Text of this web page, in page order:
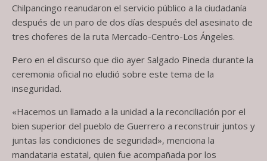
Chilpancingo reanudaron el servicio público a la ciudadanía
después de un paro de dos días después del asesinato de
tres choferes de la ruta Mercado-Centro-Los Ángeles.
Pero en el discurso que dio ayer Salgado Pineda durante la
ceremonia oficial no eludió sobre este tema de la
inseguridad.
«Hacemos un llamado a la unidad a la reconciliación por el
bien superior del pueblo de Guerrero a reconstruir juntos y
juntas las condiciones de seguridad», menciona la
mandataria estatal, quien fue acompañada por los